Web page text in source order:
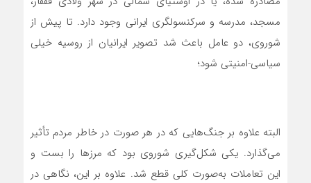
مسجد، مدرسه و سرکنسولگری ایرانی وجود دارد. تا پیش از
شوروی، دو عامل باعث شد تصویر ایرانیان از روسیه خیلی
سیاسی-‌امنیتی شود؛
البته علاوه‌ بر جنگ‌هایی که در هر صورت در خاطر مردم تأثیر
می‌گذارد. یکی شکل‌گیری شوروی بود که مرزها را بست و
این تعاملات به‌صورت کلی قطع شد. علاوه بر این، نگاهی در